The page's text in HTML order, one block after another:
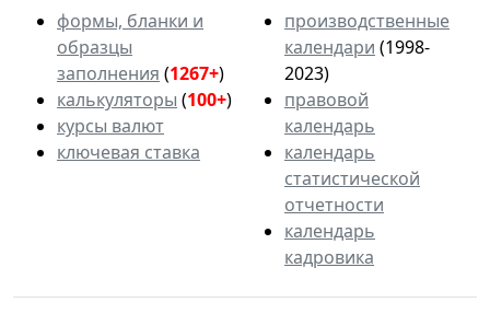
формы, бланки и
образцы
заполнения (1267+)
калькуляторы (100+)
курсы валют
ключевая ставка
производственные
календари (1998-
2023)
правовой
календарь
календарь
статистической
отчетности
календарь
кадровика